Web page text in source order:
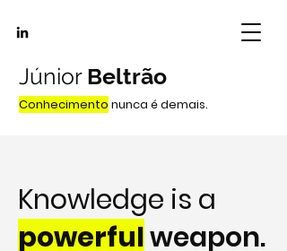
Júnior Beltrão
Conhecimento nunca é demais.
Knowledge is a
powerfulweapon.